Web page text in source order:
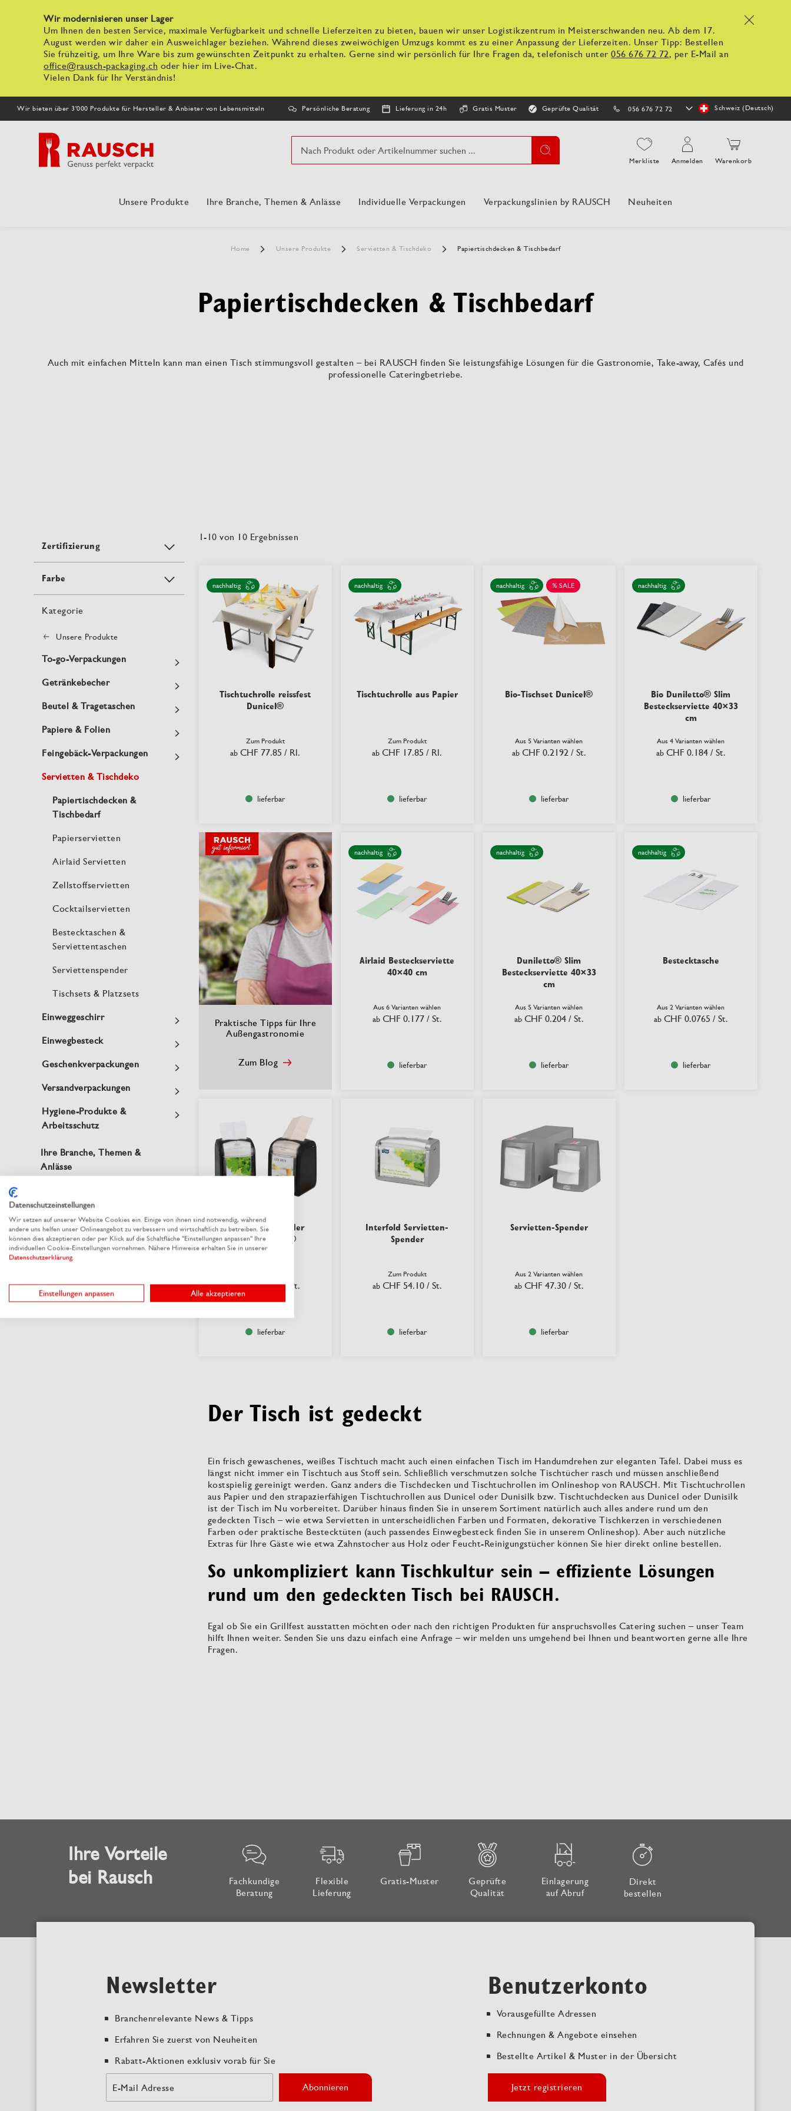
x
Wir modernisieren unser Lager
Um Ihnen den besten Service, maximale Verfügbarkeit und schnelle Lieferzeiten zu bieten, bauen wir unser Logistikzentrum in Meisterschwanden neu. Ab dem 17.
August werden wir daher ein Ausweichlager beziehen. Während dieses zweiwöchigen Umzugs kommt es zu einer Anpassung der Lieferzeiten. Unser Tipp: Bestellen
Sie frühzeitig, um Ihre Ware bis zum gewünschten Zeitpunkt zu erhalten. Gerne sind wir persönlich für Ihre Fragen da, telefonisch unter 056 676 72 72, per E-Mail an
office@rausch-packaging.ch oder hier im Live-Chat.
Vielen Dank für Ihr Verständnis!
Wir bieten über 3'000 Produkte für Hersteller & Anbieter von Lebensmitteln Persönliche Beratung Lieferung in 24h Gratis Muster Geprüfte Qualität 056 676 72 72
Store
auswählen
Schweiz (Deutsch)
Suche
Merkliste Anmelden Warenkorb
Unsere Produkte Ihre Branche, Themen & Anlässe Individuelle Verpackungen Verpackungslinien by RAUSCH Neuheiten
Home Unsere Produkte Servietten & Tischdeko Papiertischdecken & Tischbedarf
Papiertischdecken & Tischbedarf
Auch mit einfachen Mitteln kann man einen Tisch stimmungsvoll gestalten – bei RAUSCH finden Sie leistungsfähige Lösungen für die Gastronomie, Take-away, Cafés und
professionelle Cateringbetriebe.
1- 10 von 10 Ergebnissen
nachhaltig
Tischtuchrolle reissfest
Dunicel®
Zum Produkt
ab CHF 77.85 / Rl.
lieferbar
nachhaltig
Tischtuchrolle aus Papier
Zum Produkt
ab CHF 17.85 / Rl.
lieferbar
nachhaltig % SALE
Bio-Tischset Dunicel®
Aus 5 Varianten wählen
ab CHF 0.2192 / St.
lieferbar
nachhaltig
Bio Duniletto® Slim
Besteckserviette 40×33
cm
Aus 4 Varianten wählen
ab CHF 0.184 / St.
lieferbar
Praktische Tipps für Ihre
Außengastronomie
Zum Blog
nachhaltig
Airlaid Besteckserviette
40×40 cm
Aus 6 Varianten wählen
ab CHF 0.177 / St.
lieferbar
nachhaltig
Duniletto® Slim
Besteckserviette 40×33
cm
Aus 5 Varianten wählen
ab CHF 0.204 / St.
lieferbar
nachhaltig
Bestecktasche
Aus 2 Varianten wählen
ab CHF 0.0765 / St.
lieferbar
Servietten-Spender
Xpressnap Fit®
ab CHF 51.57 / St.
lieferbar
Interfold Servietten-
Spender
Zum Produkt
ab CHF 54.10 / St.
lieferbar
Servietten-Spender
Aus 2 Varianten wählen
ab CHF 47.30 / St.
lieferbar
Der Tisch ist gedeckt
Ein frisch gewaschenes, weißes Tischtuch macht auch einen einfachen Tisch im Handumdrehen zur eleganten Tafel. Dabei muss es
längst nicht immer ein Tischtuch aus Stoff sein. Schließlich verschmutzen solche Tischtücher rasch und müssen anschließend
kostspielig gereinigt werden. Ganz anders die Tischdecken und Tischtuchrollen im Onlineshop von RAUSCH. Mit Tischtuchrollen
aus Papier und den strapazierfähigen Tischtuchrollen aus Dunicel oder Dunisilk bzw. Tischtuchdecken aus Dunicel oder Dunisilk
ist der Tisch im Nu vorbereitet. Darüber hinaus finden Sie in unserem Sortiment natürlich auch alles andere rund um den
gedeckten Tisch – wie etwa Servietten in unterscheidlichen Farben und Formaten, dekorative Tischkerzen in verschiedenen
Farben oder praktische Bestecktüten (auch passendes Einwegbesteck finden Sie in unserem Onlineshop). Aber auch nützliche
Extras für Ihre Gäste wie etwa Zahnstocher aus Holz oder Feucht-Reinigungstücher können Sie hier direkt online bestellen.
So unkompliziert kann Tischkultur sein – effiziente Lösungen
rund um den gedeckten Tisch bei RAUSCH.
Egal ob Sie ein Grillfest ausstatten möchten oder nach den richtigen Produkten für anspruchsvolles Catering suchen – unser Team
hilft Ihnen weiter. Senden Sie uns dazu einfach eine Anfrage – wir melden uns umgehend bei Ihnen und beantworten gerne alle Ihre
Fragen.
Kategorie
Unsere Produkte
To-go-Verpackungen
Getränkebecher
Beutel & Tragetaschen
Papiere & Folien
Feingebäck-Verpackungen
Servietten & Tischdeko
Papierservietten
Airlaid Servietten
Zellstoffservietten
Cocktailservietten
Bestecktaschen &
Serviettentaschen
Serviettenspender
Tischsets & Platzsets
Papiertischdecken &
Tischbedarf
Einweggeschirr
Einwegbesteck
Geschenkverpackungen
Versandverpackungen
Hygiene-Produkte &
Arbeitsschutz
Ihre Branche, Themen &
Anlässe
RAUSCH
Zertifizierung
Farbe
Ihre Vorteile
bei Rausch
Fachkundige
Beratung
Flexible
Lieferung
Gratis-Muster
Geprüfte
Qualität
Einlagerung
auf Abruf
Direkt
bestellen
Newsletter
Branchenrelevante News & Tipps
Erfahren Sie zuerst von Neuheiten
Rabatt-Aktionen exklusiv vorab für Sie
E-Mail Adresse Abonnieren
Benutzerkonto
Vorausgefüllte Adressen
Rechnungen & Angebote einsehen
Bestellte Artikel & Muster in der Übersicht
Jetzt registrieren
Datenschutzeinstellungen
Wir setzen auf unserer Website Cookies ein. Einige von ihnen sind notwendig, während
andere uns helfen unser Onlineangebot zu verbessern und wirtschaftlich zu betreiben. Sie
können dies akzeptieren oder per Klick auf die Schaltfläche "Einstellungen anpassen" Ihre
individuellen Cookie-Einstellungen vornehmen. Nähere Hinweise erhalten Sie in unserer
Datenschutzerklärung.
Einstellungen anpassen Alle akzeptieren